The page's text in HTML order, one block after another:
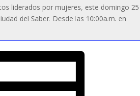
liderados por mujeres, este domingo 25
del Saber. Desde las 10:00a.m. en